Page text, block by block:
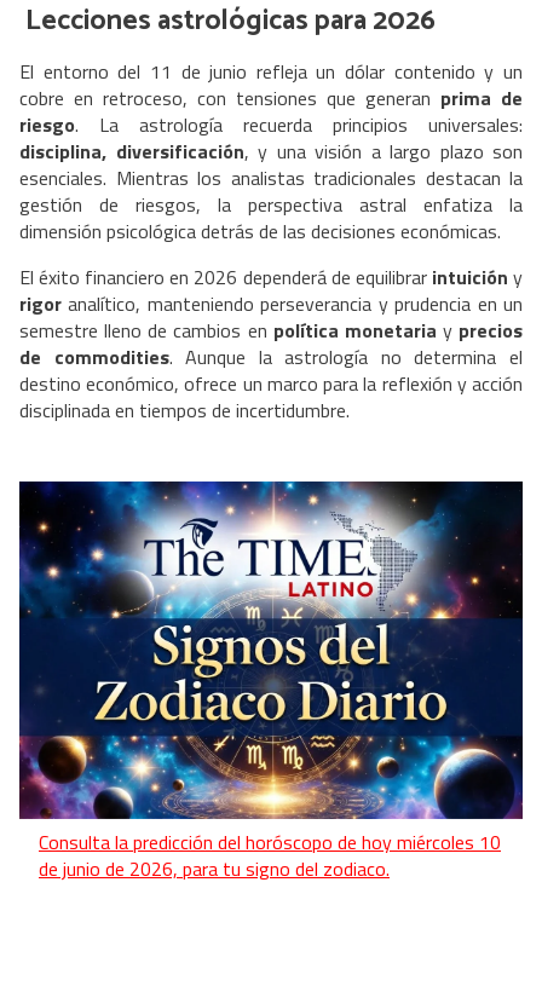
Lecciones astrológicas para 2026
El entorno del 11 de junio refleja un dólar contenido y un
cobre en retroceso, con tensiones que generan prima de
riesgo. La astrología recuerda principios universales:
disciplina, diversificación, y una visión a largo plazo son
esenciales. Mientras los analistas tradicionales destacan la
gestión de riesgos, la perspectiva astral enfatiza la
dimensión psicológica detrás de las decisiones económicas.
El éxito financiero en 2026 dependerá de equilibrar intuición y
rigor analítico, manteniendo perseverancia y prudencia en un
semestre lleno de cambios en política monetaria y precios
de commodities. Aunque la astrología no determina el
destino económico, ofrece un marco para la reflexión y acción
disciplinada en tiempos de incertidumbre.
Consulta la predicción del horóscopo de hoy miércoles 10
de junio de 2026, para tu signo del zodiaco.